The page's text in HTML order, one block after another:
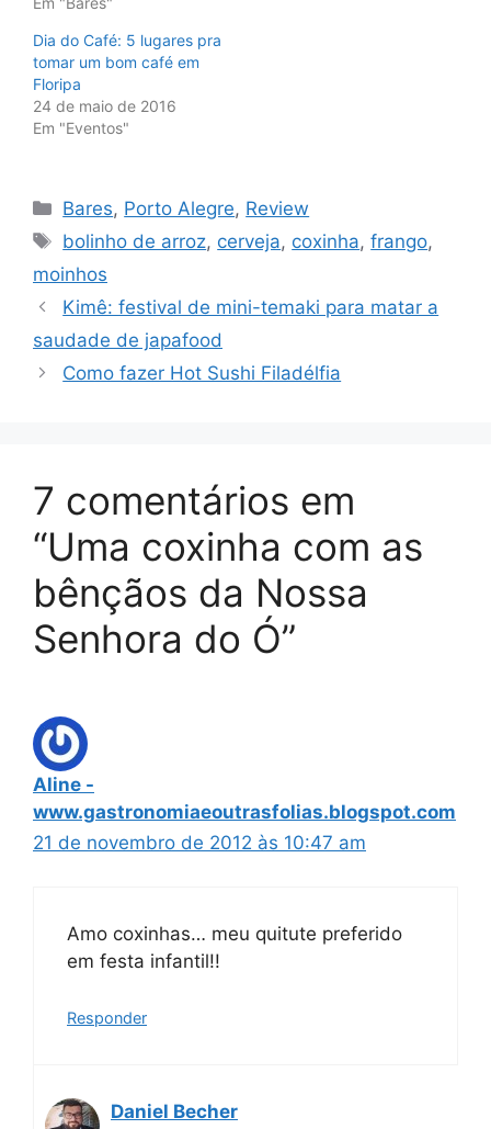
Dia do Café: 5 lugares pra
tomar um bom café em
Floripa
24 de maio de 2016
Em "Eventos"
Categorias
Bares, Porto Alegre, Review
Tags
bolinho de arroz, cerveja, coxinha,frango,
moinhos
Kimê: festival de mini-temaki para matar a
saudade de japafood
Como fazer Hot Sushi Filadélfia
7 comentários em
“Uma coxinha com as
bênçãos da Nossa
Senhora do Ó”
Aline -
www.gastronomiaeoutrasfolias.blogspot.com
21 de novembro de 2012 às 10:47 am
Amo coxinhas… meu quitute preferido
em festa infantil!!
Responder
Daniel Becher